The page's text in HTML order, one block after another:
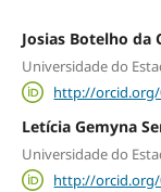
Josias Botelho da
Universidade do
http://orcid.org/
Letícia Gemyna
Universidade do
http://orcid.org/